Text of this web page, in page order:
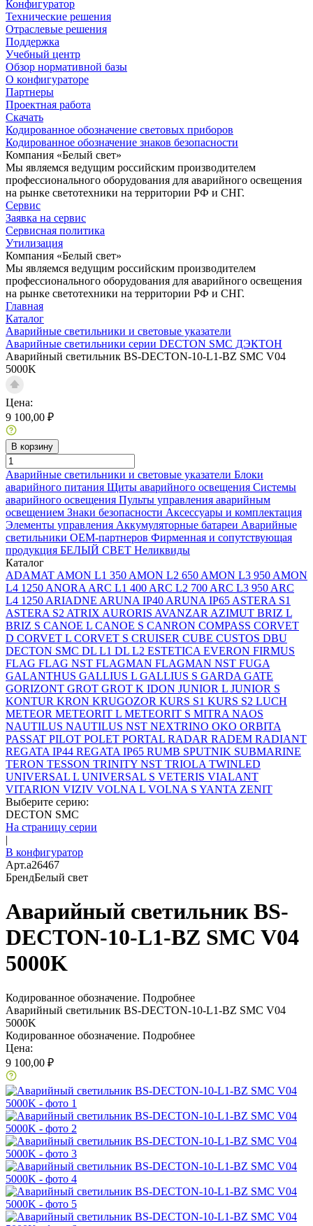
Конфигуратор
Технические решения
Отраслевые решения
Поддержка
Учебный центр
Обзор нормативной базы
О конфигураторе
Партнеры
Проектная работа
Скачать
Кодированное обозначение световых приборов
Кодированное обозначение знаков безопасности
Компания «Белый свет»
Мы являемся ведущим российским производителем
профессионального оборудования для аварийного освещения
на рынке светотехники на территории РФ и СНГ.
Сервис
Заявка на сервис
Сервисная политика
Утилизация
Компания «Белый свет»
Мы являемся ведущим российским производителем
профессионального оборудования для аварийного освещения
на рынке светотехники на территории РФ и СНГ.
Главная
Каталог
Аварийные светильники и световые указатели
Аварийные светильники серии DECTON SMC ДЭКТОН
Аварийный светильник BS-DECTON-10-L1-BZ SMC V04
5000K
Цена:
9 100,00 ₽
В корзину
Аварийные светильники и световые указатели Блоки
аварийного питания Щиты аварийного освещения Системы
аварийного освещения Пульты управления аварийным
освещением Знаки безопасности Аксессуары и комплектация
Элементы управления Аккумуляторные батареи Аварийные
светильники ОЕМ-партнеров Фирменная и сопутствующая
продукция БЕЛЫЙ СВЕТ Неликвиды
Каталог
ADAMAT AMON L1 350 AMON L2 650 AMON L3 950 AMON
L4 1250 ANORA ARC L1 400 ARC L2 700 ARC L3 950 ARC
L4 1250 ARIADNE ARUNA IP40 ARUNA IP65 ASTERA S1
ASTERA S2 ATRIX AURORIS AVANZAR AZIMUT BRIZ L
BRIZ S CANOE L CANOE S CANRON COMPASS CORVET
D CORVET L CORVET S CRUISER CUBE CUSTOS DBU
DECTON SMC DL L1 DL L2 ESTETICA EVERON FIRMUS
FLAG FLAG NST FLAGMAN FLAGMAN NST FUGA
GALANTHUS GALLIUS L GALLIUS S GARDA GATE
GORIZONT GROT GROT K IDON JUNIOR L JUNIOR S
KONTUR KRON KRUGOZOR KURS S1 KURS S2 LUCH
METEOR METEORIT L METEORIT S MITRA NAOS
NAUTILUS NAUTILUS NST NEXTRINO OKO ORBITA
PASSAT PILOT POLET PORTAL RADAR RADEM RADIANT
REGATA IP44 REGATA IP65 RUMB SPUTNIK SUBMARINE
TERON TESSON TRINITY NST TRIOLA TWINLED
UNIVERSAL L UNIVERSAL S VETERIS VIALANT
VITARION VIZIV VOLNA L VOLNA S YANTA ZENIT
Выберите серию:
DECTON SMC
На страницу серии
|
В конфигуратор
Арт.a26467
БрендБелый свет
Аварийный светильник BS-
DECTON-10-L1-BZ SMC V04
5000K
Кодированное обозначение. Подробнее
Аварийный светильник BS-DECTON-10-L1-BZ SMC V04
5000K
Кодированное обозначение. Подробнее
Цена:
9 100,00 ₽